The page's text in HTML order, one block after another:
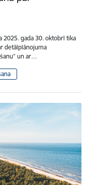
2025. gada 30. oktobrī tika
detālplānojuma
un ar…